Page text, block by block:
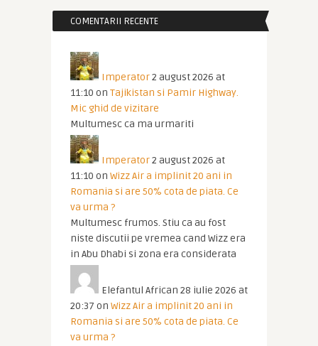
COMENTARII RECENTE
Imperator2 august 2026 at
11:10 on Tajikistan si Pamir Highway.
Mic ghid de vizitare
Multumesc ca ma urmariti
Imperator2 august 2026 at
11:10 on Wizz Air a implinit 20 ani in
Romania si are 50% cota de piata. Ce
va urma ?
Multumesc frumos. Stiu ca au fost
niste discutii pe vremea cand Wizz era
in Abu Dhabi si zona era considerata
Elefantul African 28 iulie 2026 at
20:37 on Wizz Air a implinit 20 ani in
Romania si are 50% cota de piata. Ce
va urma ?